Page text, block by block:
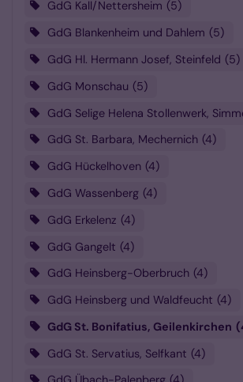
GdG Kall/Nettersheim
5
GdG Blankenheim und Dahlem 5
GdG Hl. Hermann Josef, Steinfeld 5
GdG Monschau 5
GdG Selige Helena Stollenwerk,
GdG St. Barbara, Mechernich 4
GdG Hückelhoven 4
GdG Wassenberg 4
GdG Erkelenz 4
GdG Gangelt 4
GdG Heinsberg-Oberbruch 4
GdG Heinsberg und Waldfeucht 4
GdG St. Bonifatius, Geilenkirchen
GdG St. Servatius, Selfkant 4